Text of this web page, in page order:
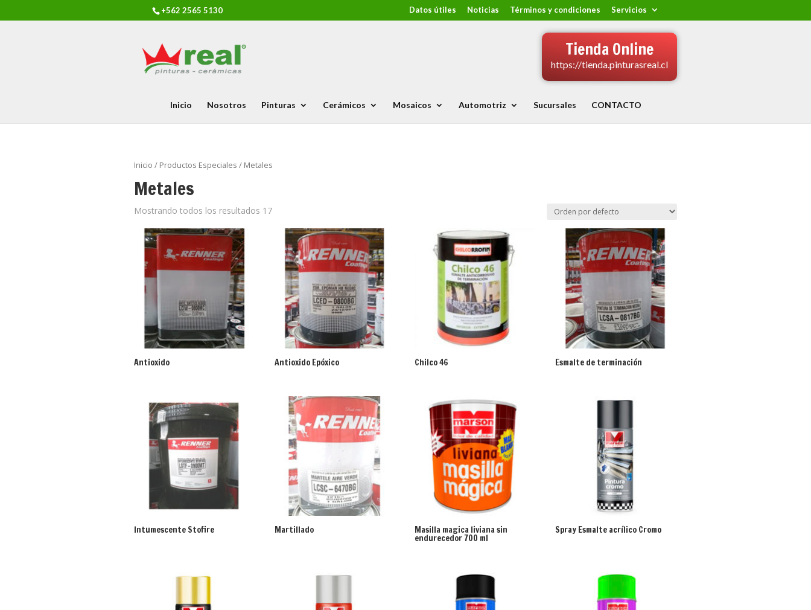
+562 2565 5130 Datos útiles Noticias Términos y condiciones Servicios
Tienda Online
https://tienda.pinturasreal.cl
Inicio Nosotros Pinturas Cerámicos Mosaicos Automotriz Sucursales CONTACTO
Inicio / Productos Especiales / Metales
Metales
Mostrando todos los resultados 17
Antioxido Antioxido Epóxico Chilco 46 Esmalte de terminación
Intumescente Stofire Martillado Masilla magica liviana sin
endurecedor 700 ml
Spray Esmalte acrílico Cromo